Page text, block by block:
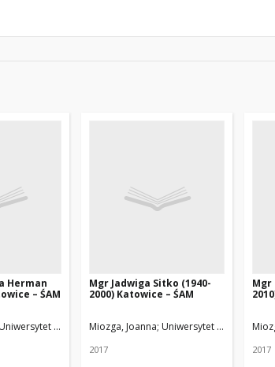
Herman
– ŚAM
Uniwersytet Medyczny w Łodzi
Mgr Jadwiga Sitko (1940-
2000) Katowice – ŚAM
Miozga, Joanna Uniwersytet Medyczny w
2017
Mgr
2017